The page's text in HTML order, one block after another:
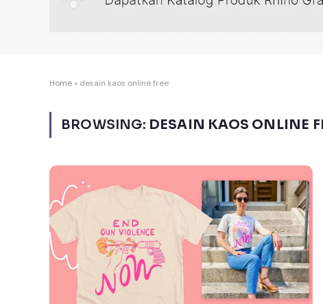
Home » desain kaos online free
BROWSING: DESAIN KAOS ONLINE